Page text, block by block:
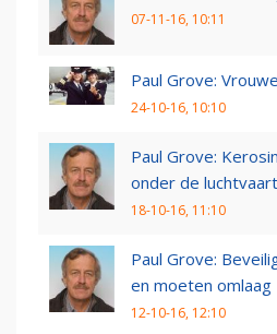
07-11-16, 10:11
Paul Grove:
24-10-16, 10:10
Paul Grove:
onder de
18-10-16, 11:10
Paul Grove:
en moeten omlaag
12-10-16, 12:10